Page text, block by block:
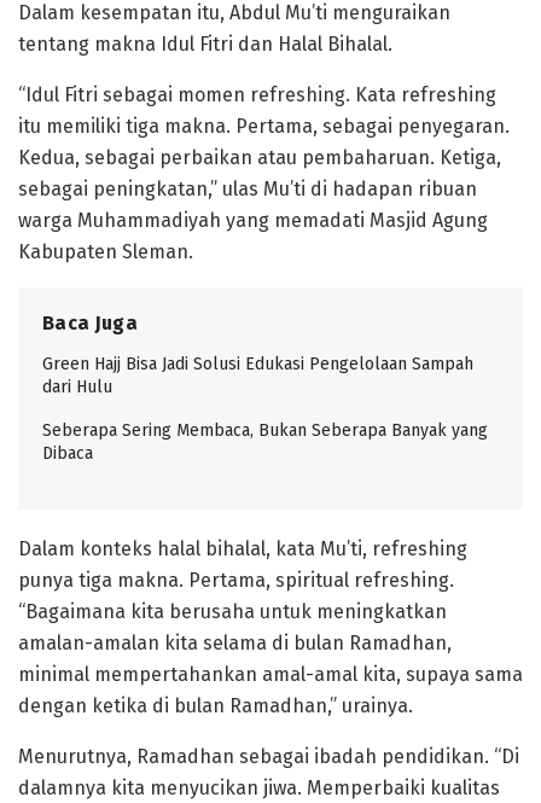
Dalam kesempatan itu, Abdul Mu’ti menguraikan
tentang makna Idul Fitri dan Halal Bihalal.
“Idul Fitri sebagai momen refreshing. Kata refreshing
itu memiliki tiga makna. Pertama, sebagai penyegaran.
Kedua, sebagai perbaikan atau pembaharuan. Ketiga,
sebagai peningkatan,” ulas Mu’ti di hadapan ribuan
warga Muhammadiyah yang memadati Masjid Agung
Kabupaten Sleman.
Baca Juga
Green Hajj Bisa Jadi Solusi Edukasi Pengelolaan Sampah
dari Hulu
Seberapa Sering Membaca, Bukan Seberapa Banyak yang
Dibaca
Dalam konteks halal bihalal, kata Mu’ti, refreshing
punya tiga makna. Pertama, spiritual refreshing.
“Bagaimana kita berusaha untuk meningkatkan
amalan-amalan kita selama di bulan Ramadhan,
minimal mempertahankan amal-amal kita, supaya sama
dengan ketika di bulan Ramadhan,” urainya.
Menurutnya, Ramadhan sebagai ibadah pendidikan. “Di
dalamnya kita menyucikan jiwa. Memperbaiki kualitas